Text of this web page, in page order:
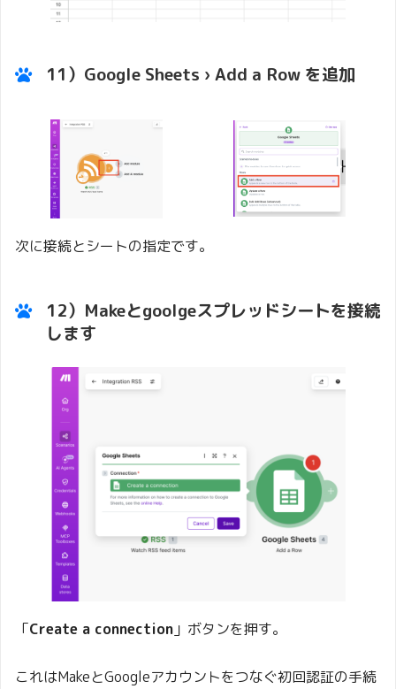
11）Google Sheets › Add a Row を追加
次に接続とシートの指定です。
12）Makeとgoolgeスプレッドシートを接続
します
「Create a connection 」ボタンを押す。
これはMakeとGoogleアカウントをつなぐ初回認証の手続